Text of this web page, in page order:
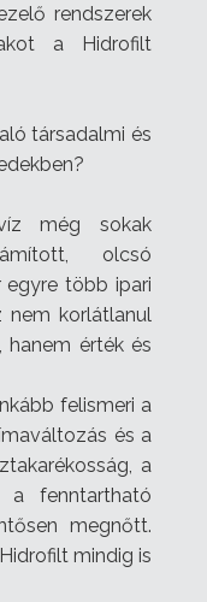
rendszerek
a Hidrofilt
társadalmi és
még sokak
olcsó
egyre több ipari
korlátlanul
hanem érték és
felismeri a
és a
a
a fenntartható
megnőtt.
mindig is